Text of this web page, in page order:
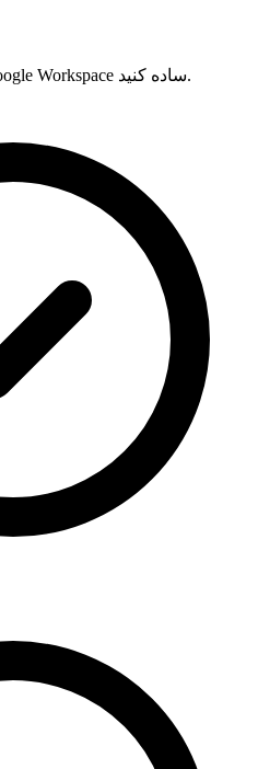
ارتباط تیمی را در اکوسیستم Google Workspace ساده کنید.